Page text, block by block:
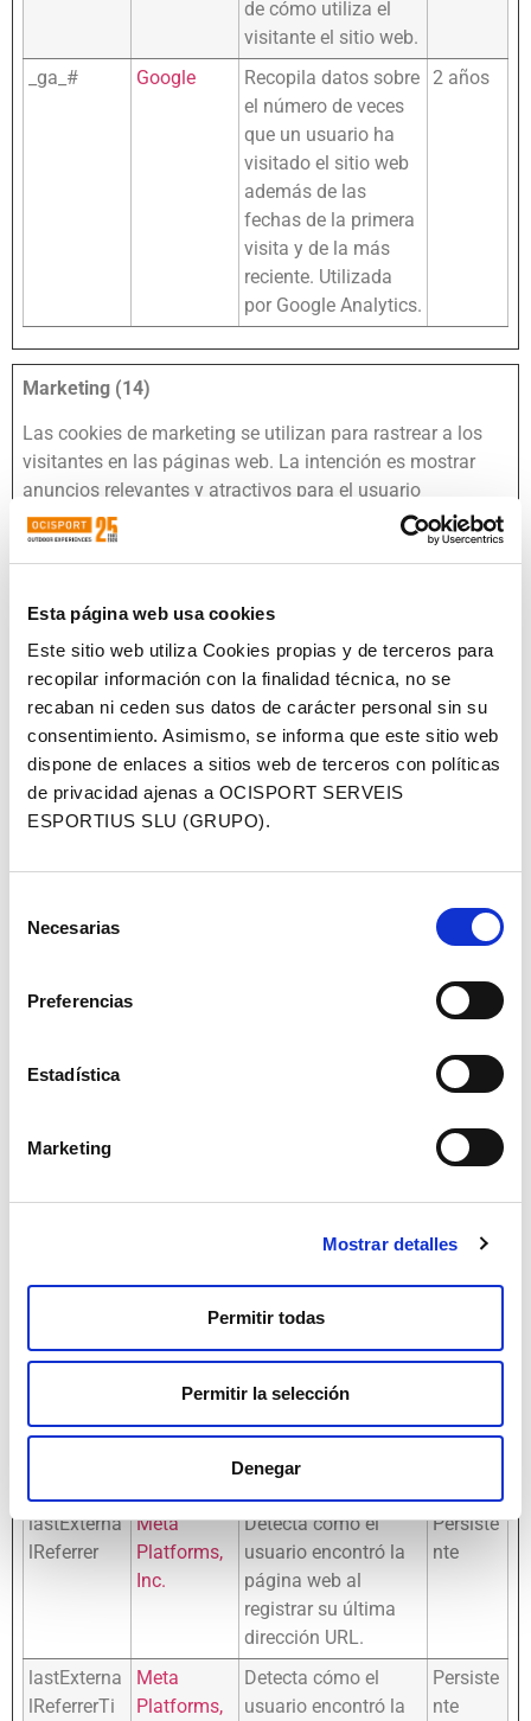
Esta página web usa cookies
Este sitio web utiliza Cookies propias y de terceros para
recopilar información con la finalidad técnica, no se
recaban ni ceden sus datos de carácter personal sin su
consentimiento. Asimismo, se informa que este sitio web
dispone de enlaces a sitios web de terceros con políticas
de privacidad ajenas a OCISPORT SERVEIS
ESPORTIUS SLU (GRUPO).
Necesarias
Preferencias
Estadística
Marketing
Mostrar detalles
Permitir todas
Permitir la selección
Denegar
de cómo utiliza el
visitante el sitio web.
_ga_# Google
Recopila datos sobre
el número de veces
que un usuario ha
visitado el sitio web
además de las
fechas de la primera
visita y de la más
reciente. Utilizada
por Google Analytics.
2 años
Marketing (14)
Las cookies de marketing se utilizan para rastrear a los
visitantes en las páginas web. La intención es mostrar
anuncios relevantes y atractivos para el usuario
individual, y por lo tanto, más valiosos para los editores y
terceros anunciantes.
Nombre
de
__Secure-
ROLLOUT_
TOKEN
YouTube
Se usa para rastrear
la interacción del
usuario con el
contenido integrado.
180
días
YEC
preferencias del
días
_fbp
serie de productos
de terceros
anunciantes.
3 meses
ULT_ENTR
YouTube
Se usa para rastrear
la interacción del
contenido integrado.
lastExterna
lReferrer
Meta
Platforms,
Inc.
Detecta cómo el
usuario encontró la
página web al
registrar su última
dirección URL.
Persiste
nte
lastExterna
lReferrerTi
Meta
Platforms,
Detecta cómo el
usuario encontró la
Persiste
nte